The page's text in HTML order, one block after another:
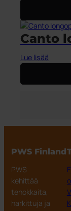
Canto
Lue lisää
PWS Finland
PWS
kehittää
tehokkaita,
harkittuja ja